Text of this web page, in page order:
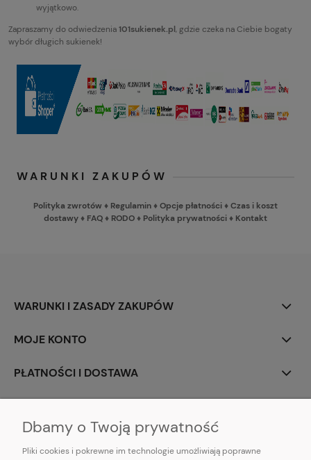
wyjątkowo.
Zapraszamy do odwiedzenia101sukienek.pl, gdzie czeka na Ciebie bogaty
wybór długich sukienek!
WARUNKI ZAKUPÓW
Polityka zwrotów ♦ Regulamin♦Opcje płatności♦Czas i koszt
dostawy♦ FAQ♦ RODO♦ Polityka prywatności♦ Kontakt
WARUNKI I ZASADY ZAKUPÓW
MOJE KONTO
PŁATNOŚCI I DOSTAWA
Dbamy o Twoją prywatność
Pliki cookies i pokrewne im technologie umożliwiają poprawne